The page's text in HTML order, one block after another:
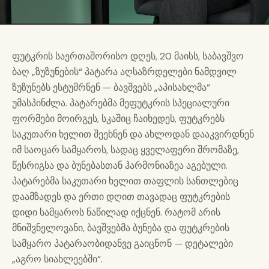
ფუტკრის საერთაშორისო დღეს, 20 მაისს, საბავშვო
ბაღ „ზუზუნების“ პატარა აღსაზრდელები ნამდვილ
ზუზუნებს ესტუმრნენ — ბავშვებს „აპისახლმა“
უმასპინძლა. პატარებმა მეფუტკრის სპეციალური
ფორმები მოირგეს, სკაშიც ჩაიხედეს, ფუტკრებს
საკუთარი ხელით შეეხნენ და ახლოდან დააკვირდნენ
იმ საოცარ სამყაროს, სადაც ყველაფერი შრომაზე,
წესრიგსა და ბუნებასთან ჰარმონიაზეა აგებული.
პატარებმა საკუთარი ხელით თაფლის სანთლებიც
დაამზადეს და ერთი დღით თავადაც ფუტკრების
დიდი სამყაროს ნაწილად იქცნენ. რატომ არის
მნიშვნელოვანი, ბავშვებმა ბუნება და ფუტკრების
სამყარო პატარაობიდანვე გაიცნონ — დეტალები
„აგრო სიახლეებში“.